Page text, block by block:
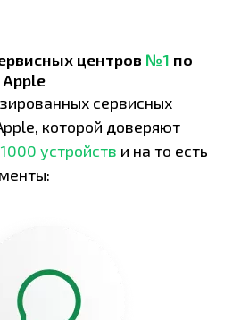
центров №1 по
сервисных
которой доверяют
1000 устройств и на то есть